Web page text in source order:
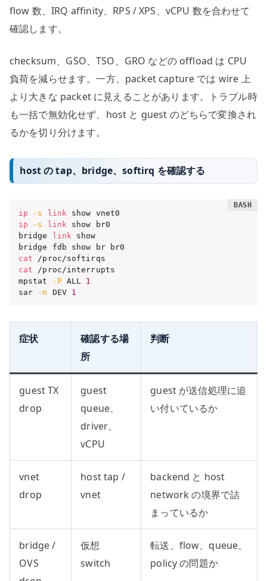
flow 数、IRQ affinity、RPS / XPS、vCPU 数を合わせて
確認します。
checksum、GSO、TSO、GRO などの offload は CPU
負荷を減らせます。一方、packet capture では wire 上
より大きな packet に見えることがあります。トラブル時
も一括で無効化せず、host と guest のどちらで変換され
るかを切り分けます。
host の tap、bridge、softirq を確認する
ip -s link
ip
-s link show br0
bridge link show
cat
cat /proc/interrupts
mpstat
-P ALL 1
sar
-n DEV 1
症状
確認する場
所
判断
guest TX
drop
guest
queue、
driver、
vCPU
guest が送信処理に追
い付いているか
vnet
drop
host tap /
vnet
backend と host
network の境界で詰
まっているか
bridge /
OVS
仮想
switch
転送、flow、queue、
policy の問題か